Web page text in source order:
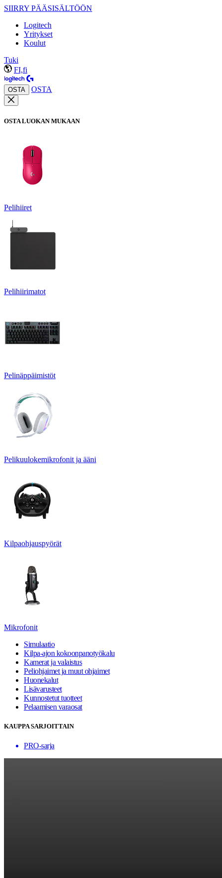
SIIRRY PÄÄSISÄLTÖÖN
Logitech
Yritykset
Koulut
Tuki
FI,fi
OSTA OSTA
OSTA LUOKAN MUKAAN
Pelihiiret
Pelihiirimatot
Pelinäppäimistöt
Pelikuulokemikrofonit ja ääni
Kilpaohjauspyörät
Mikrofonit
Simulaatio
Kilpa-ajon kokoonpanotyökalu
Kamerat ja valaistus
Peliohjaimet ja muut ohjaimet
Huonekalut
Lisävarusteet
Kunnostetut tuotteet
Pelaamisen varaosat
KAUPPA SARJOITTAIN
PRO-sarja